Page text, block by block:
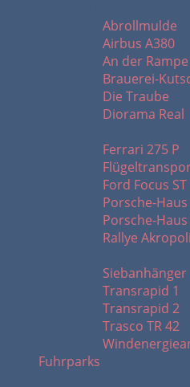
Abrollmulde
Airbus A380
An der Rampe
Brauerei-
Die Traube
Diorama Real
Ferrari 275 P
Ford Focus ST
Porsche-Haus
Porsche-
Rallye
Siebanhänger
Transrapid 1
Transrapid 2
Trasco TR 42
Fuhrparks